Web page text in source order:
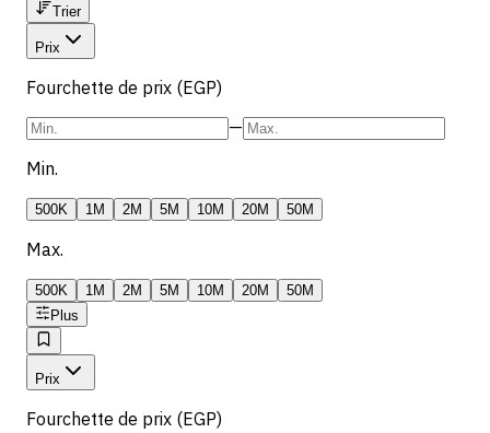
Trier
Prix
Fourchette de prix (EGP)
—
Min.
500K 1M 2M 5M 10M 20M 50M
Max.
500K 1M 2M 5M 10M 20M
50M
Plus
Prix
Fourchette de prix (EGP)